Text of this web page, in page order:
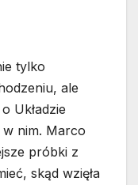
tylko
ale
Układzie
w nim. Marco
próbki z
skąd wzięła